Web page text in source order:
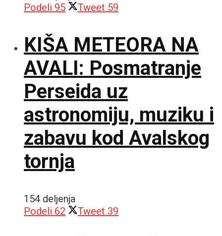
Podeli 95 Tweet 59
KIŠA METEORA NA
AVALI: Posmatranje
Perseida uz
astronomiju, muziku i
zabavu kod Avalskog
tornja
154 deljenja
Podeli 62 Tweet 39